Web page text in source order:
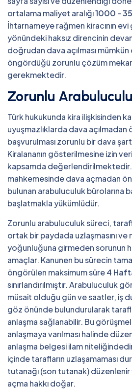
ortalama maliyet aralığı1000 -
İhtarnameye rağmen kiracının
yönündeki haksız direncinin
doğrudan dava açılması mümkün
öngördüğü zorunlu çözüm
gerekmektedir.
Zorunlu
Türk hukukunda kira ilişkisinden
uyuşmazlıklarda dava
başvurulması zorunlu bir dava
Kiralananın gösterilmesine izin
kapsamda değerlendirilmektedir.
mahkemesinde dava açmadan
bulunan arabuluculuk bürolarına
başlatmakla yükümlüdür.
Zorunlu arabuluculuk süreci,
ortak bir paydada uzlaşmasını ve
yoğunluğuna girmeden sorunun
amaçlar. Kanunen bu sürecin
öngörülen maksimum süre4
sınırlandırılmıştır. Arabuluculuk
müsait olduğu gün ve saatler, iş
göz önünde bulundurularak
anlaşma sağlanabilir. Bu
anlaşmaya varılması halinde
anlaşma belgesi ilam
içinde tarafların uzlaşamaması
tutanağı (son tutanak) düzenlenir
açma hakkı doğar.